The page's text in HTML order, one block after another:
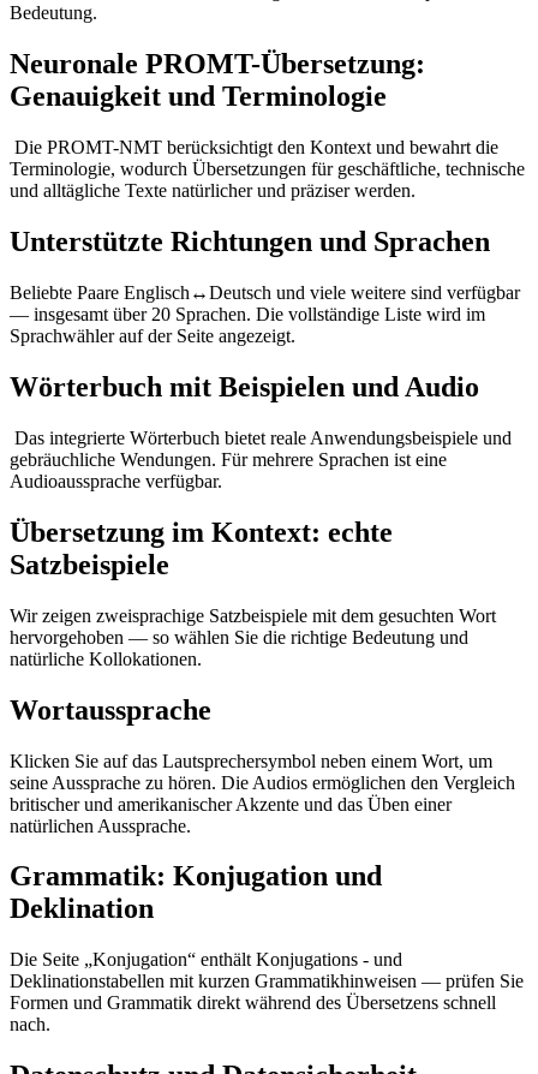
Bedeutung.
Neuronale PROMT-Übersetzung:
Genauigkeit und Terminologie
Die PROMT-NMT berücksichtigt den Kontext und bewahrt die
Terminologie, wodurch Übersetzungen für geschäftliche, technische
und alltägliche Texte natürlicher und präziser werden.
Unterstützte Richtungen und Sprachen
Beliebte Paare Englisch↔Deutsch und viele weitere sind verfügbar
— insgesamt über 20 Sprachen. Die vollständige Liste wird im
Sprachwähler auf der Seite angezeigt.
Wörterbuch mit Beispielen und Audio
Das integrierte Wörterbuch bietet reale Anwendungsbeispiele und
gebräuchliche Wendungen. Für mehrere Sprachen ist eine
Audioaussprache verfügbar.
Übersetzung im Kontext: echte
Satzbeispiele
Wir zeigen zweisprachige Satzbeispiele mit dem gesuchten Wort
hervorgehoben — so wählen Sie die richtige Bedeutung und
natürliche Kollokationen.
Wortaussprache
Klicken Sie auf das Lautsprechersymbol neben einem Wort, um
seine Aussprache zu hören. Die Audios ermöglichen den Vergleich
britischer und amerikanischer Akzente und das Üben einer
natürlichen Aussprache.
Grammatik: Konjugation und
Deklination
Die Seite „Konjugation“ enthält Konjugations - und
Deklinationstabellen mit kurzen Grammatikhinweisen — prüfen Sie
Formen und Grammatik direkt während des Übersetzens schnell
nach.